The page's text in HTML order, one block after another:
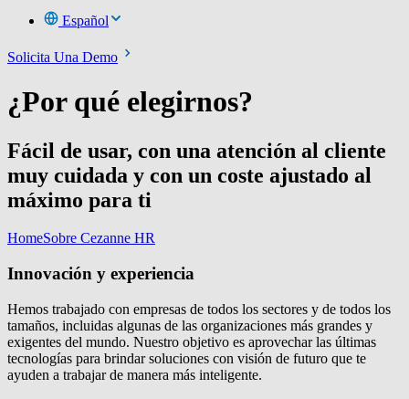
Español
Solicita Una Demo
¿Por qué elegirnos?
Fácil de usar, con una atención al cliente
muy cuidada y con un coste ajustado al
máximo para ti
HomeSobre Cezanne HR
Innovación y experiencia
Hemos trabajado con empresas de todos los sectores y de todos los
tamaños, incluidas algunas de las organizaciones más grandes y
exigentes del mundo. Nuestro objetivo es aprovechar las últimas
tecnologías para brindar soluciones con visión de futuro que te
ayuden a trabajar de manera más inteligente.